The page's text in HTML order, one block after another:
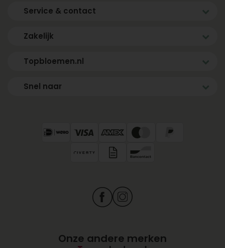
Service & contact
Zakelijk
Topbloemen.nl
Snel naar
Onze andere merken